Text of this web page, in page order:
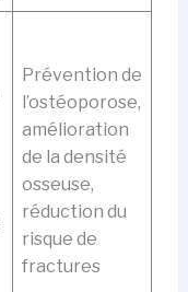
Prévention de
l’ostéoporose,
amélioration
de la densité
osseuse,
réduction du
risque de
fractures